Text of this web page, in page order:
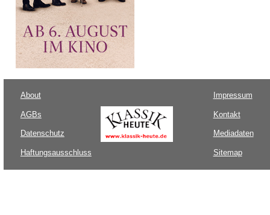
About
AGBs
Datenschutz
Haftungsausschluss
Impressum
Kontakt
Mediadaten
Sitemap